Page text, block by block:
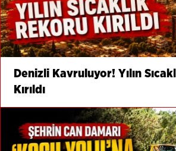
Denizli Kavruluyor! Yılın
Kırıldı